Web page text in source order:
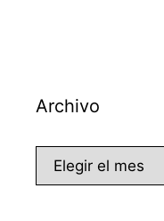
Archivo
Archivo